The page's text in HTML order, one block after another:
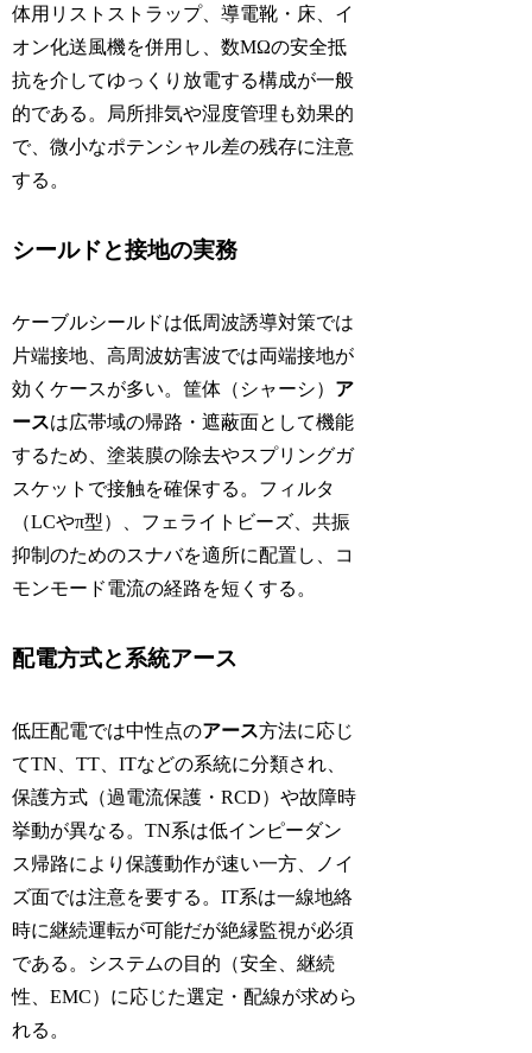
体用リストストラップ、導電靴・床、イ
オン化送風機を併用し、数MΩの安全抵
抗を介してゆっくり放電する構成が一般
的である。局所排気や湿度管理も効果的
で、微小なポテンシャル差の残存に注意
する。
シールドと接地の実務
ケーブルシールドは低周波誘導対策では
片端接地、高周波妨害波では両端接地が
効くケースが多い。筐体（シャーシ） ア
ースは広帯域の帰路・遮蔽面として機能
するため、塗装膜の除去やスプリングガ
スケットで接触を確保する。フィルタ
（LCやπ型）、フェライトビーズ、共振
抑制のためのスナバを適所に配置し、コ
モンモード電流の経路を短くする。
配電方式と系統アース
低圧配電では中性点のアース方法に応じ
てTN、TT、ITなどの系統に分類され、
保護方式（過電流保護・RCD）や故障時
挙動が異なる。TN系は低インピーダン
ス帰路により保護動作が速い一方、ノイ
ズ面では注意を要する。IT系は一線地絡
時に継続運転が可能だが絶縁監視が必須
である。システムの目的（安全、継続
性、EMC）に応じた選定・配線が求めら
れる。